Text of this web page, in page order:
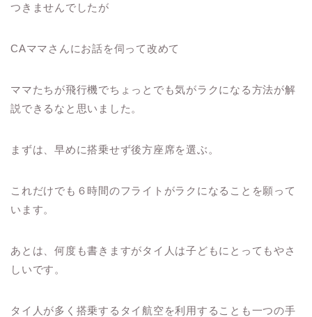
つきませんでしたが
CAママさんにお話を伺って改めて
ママたちが飛行機でちょっとでも気がラクになる方法が解
説できるなと思いました。
まずは、早めに搭乗せず後方座席を選ぶ。
これだけでも６時間のフライトがラクになることを願って
います。
あとは、何度も書きますがタイ人は子どもにとってもやさ
しいです。
タイ人が多く搭乗するタイ航空を利用することも一つの手